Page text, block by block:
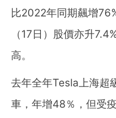
比2022年同期飆增
（17日）股價亦升
高。
去年全年Tesla上海超
車，年增48％，但受